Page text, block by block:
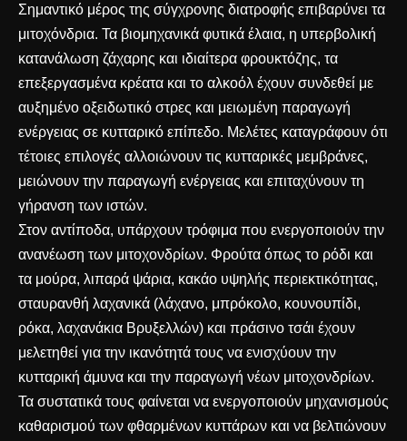
Σημαντικό μέρος της σύγχρονης διατροφής επιβαρύνει τα
μιτοχόνδρια. Τα βιομηχανικά φυτικά έλαια, η υπερβολική
κατανάλωση ζάχαρης και ιδιαίτερα φρουκτόζης, τα
επεξεργασμένα κρέατα και το αλκοόλ έχουν συνδεθεί με
αυξημένο οξειδωτικό στρες και μειωμένη παραγωγή
ενέργειας σε κυτταρικό επίπεδο. Μελέτες καταγράφουν ότι
τέτοιες επιλογές αλλοιώνουν τις κυτταρικές μεμβράνες,
μειώνουν την παραγωγή ενέργειας και επιταχύνουν τη
γήρανση των ιστών.
Στον αντίποδα, υπάρχουν τρόφιμα που ενεργοποιούν την
ανανέωση των μιτοχονδρίων. Φρούτα όπως το ρόδι και
τα μούρα, λιπαρά ψάρια, κακάο υψηλής περιεκτικότητας,
σταυρανθή λαχανικά (λάχανο, μπρόκολο, κουνουπίδι,
ρόκα, λαχανάκια Βρυξελλών) και πράσινο τσάι έχουν
μελετηθεί για την ικανότητά τους να ενισχύουν την
κυτταρική άμυνα και την παραγωγή νέων μιτοχονδρίων.
Τα συστατικά τους φαίνεται να ενεργοποιούν μηχανισμούς
καθαρισμού των φθαρμένων κυττάρων και να βελτιώνουν